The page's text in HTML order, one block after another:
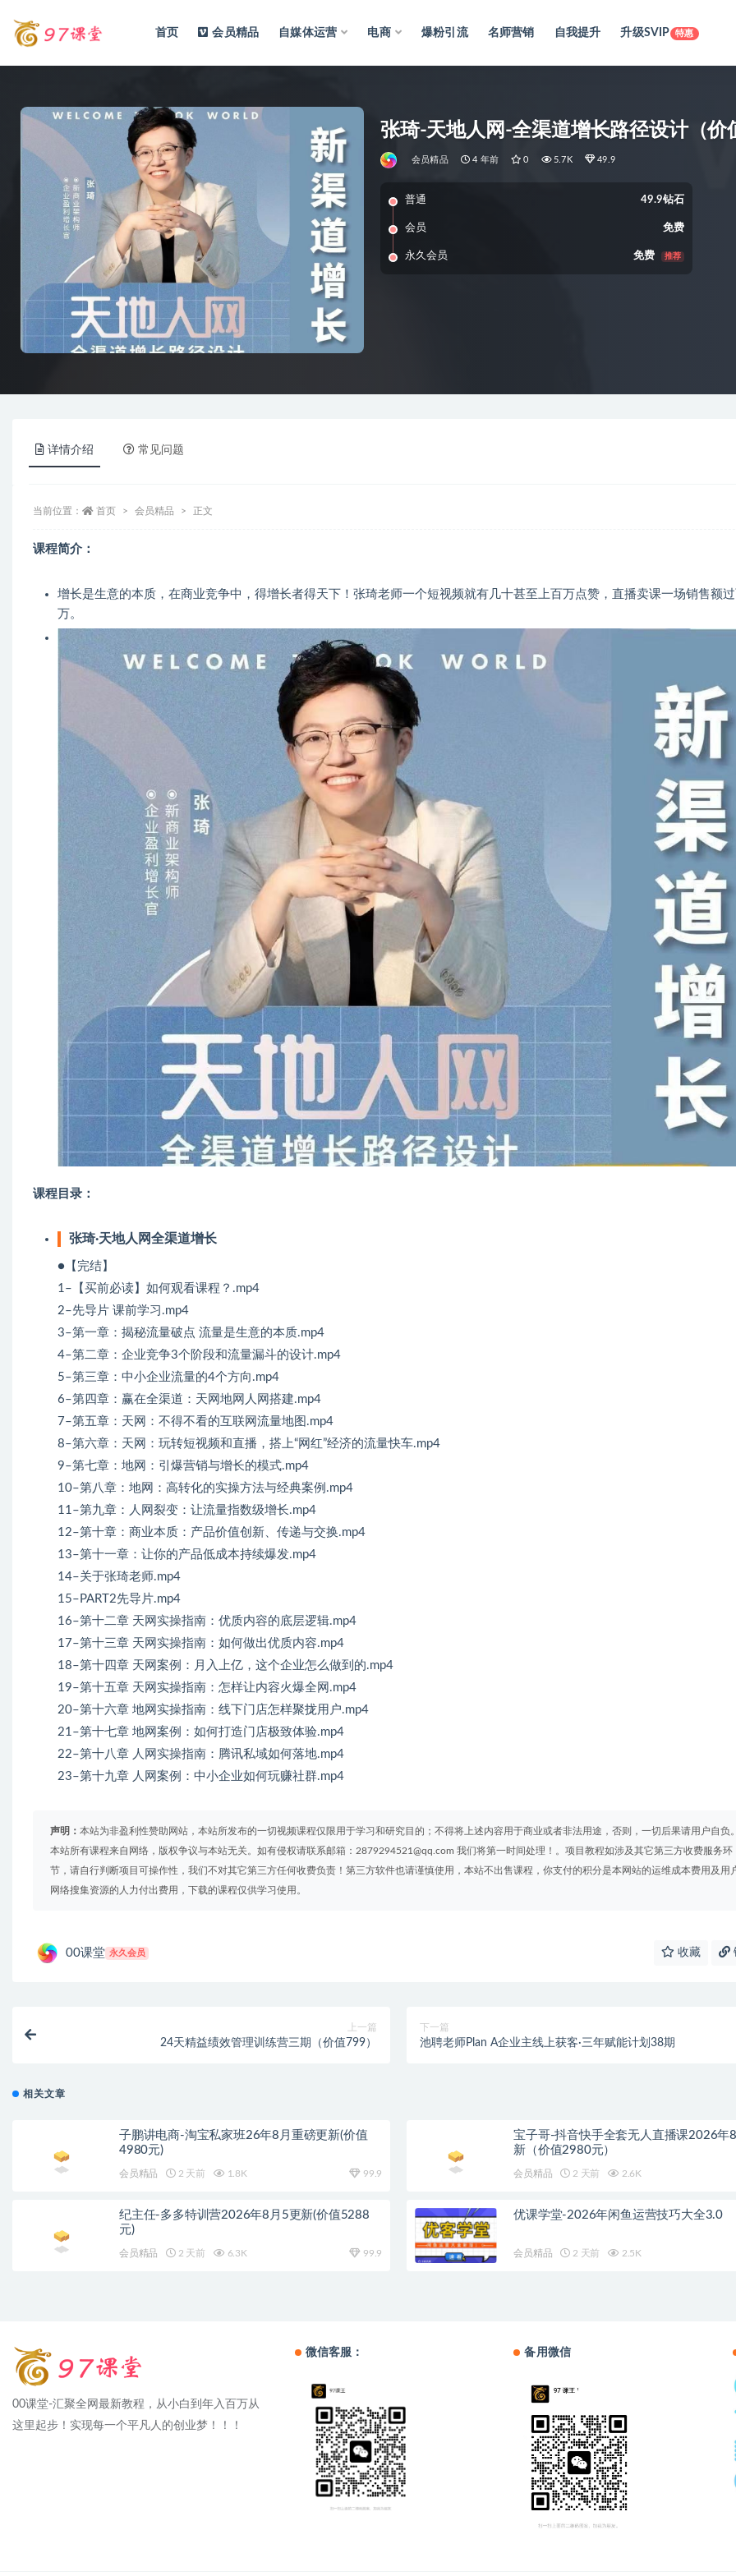
首页 会员精品 自媒体运营 电商 爆粉引流 名师营销 自我提升 升级SVIP 特惠
张琦-天地人网-全渠道增长路径设计（价
会员精品 4 年前 0 5.7K 49.9
普通 49.9钻石
会员 免费
永久会员 免费 推荐
详情介绍 常见问题
当前位置： 首页 会员精品 正文
课程简介：
增长是生意的本质，在商业竞争中，得增长者得天下！ 张琦老师一个短视频就有几十甚至上百万点赞，直播卖课一场销售额
万。
课程目录：
张琦·天地人网全渠道增长
●【完结】
1–【买前必读】如何观看课程？.mp4
2–先导片 课前学习.mp4
3–第一章：揭秘流量破点 流量是生意的本质.mp4
4–第二章：企业竞争3个阶段和流量漏斗的设计.mp4
5–第三章：中小企业流量的4个方向.mp4
6–第四章：赢在全渠道：天网地网人网搭建.mp4
7–第五章：天网：不得不看的互联网流量地图.mp4
8–第六章：天网：玩转短视频和直播，搭上“网红”经济的流量快车.mp4
9–第七章：地网：引爆营销与增长的模式.mp4
10–第八章：地网：高转化的实操方法与经典案例.mp4
11–第九章：人网裂变：让流量指数级增长.mp4
12–第十章：商业本质：产品价值创新、传递与交换.mp4
13–第十一章：让你的产品低成本持续爆发.mp4
14–关于张琦老师.mp4
15–PART2先导片.mp4
16–第十二章 天网实操指南：优质内容的底层逻辑.mp4
17–第十三章 天网实操指南：如何做出优质内容.mp4
18–第十四章 天网案例：月入上亿，这个企业怎么做到的.mp4
19–第十五章 天网实操指南：怎样让内容火爆全网.mp4
20–第十六章 地网实操指南：线下门店怎样聚拢用户.mp4
21–第十七章 地网案例：如何打造门店极致体验.mp4
22–第十八章 人网实操指南：腾讯私域如何落地.mp4
23–第十九章 人网案例：中小企业如何玩赚社群.mp4
声明： 本站为非盈利性赞助网站，本站所发布的一切视频课程仅限用于学习和研究目的；不得将上述内容用于商业或者非法用途，否则，一切后果请用户自负
本站所有课程来自网络，版权争议与本站无关。如有侵权请联系邮箱：2879294521@qq.com 我们将第一时间处理！。项目教程如涉及其它第三方收费服务环
节，请自行判断项目可操作性，我们不对其它第三方任何收费负责！第三方软件也请谨慎使用，本站不出售课程，你支付的积分是本网站的运维成本费用及用
网络搜集资源的人力付出费用，下载的课程仅供学习使用。
00课堂 永久会员 收藏
上一篇
24天精益绩效管理训练营三期（价值799）
下一篇
池聘老师Plan A企业主线上获客·三年赋能计划38期
相关文章
子鹏讲电商-淘宝私家班26年8月重磅更新(价值
4980元)
会员精品 2 天前 1.8K 99.9
宝子哥-抖音快手全套无人直播课2026年
新（价值2980元）
会员精品 2 天前 2.6K
纪主任-多多特训营2026年8月5更新(价值5288
元)
会员精品 2 天前 6.3K 99.9
优课学堂-2026年闲鱼运营技巧大全3.0
会员精品 2 天前 2.5K
00课堂-汇聚全网最新教程，从小白到年入百万从
这里起步！实现每一个平凡人的创业梦！！！
微信客服： 备用微信